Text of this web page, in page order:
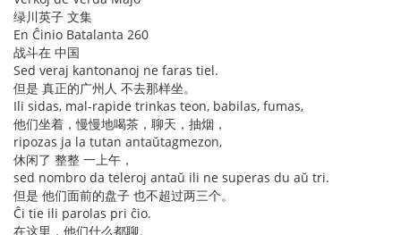
绿川英子 文集
En Ĉinio Batalanta 260
战斗在 中国
Sed veraj kantonanoj ne faras tiel.
但是 真正的广州人 不去那样坐。
Ili sidas, mal-rapide trinkas teon, babilas, fumas,
他们坐着，慢慢地喝茶，聊天，抽烟，
ripozas ja la tutan antaŭtagmezon,
休闲了 整整 一上午，
sed nombro da teleroj antaŭ ili ne superas du aŭ tri.
但是 他们面前的盘子 也不超过两三个。
Ĉi tie ili parolas pri ĉio.
在这里，他们什么都聊。